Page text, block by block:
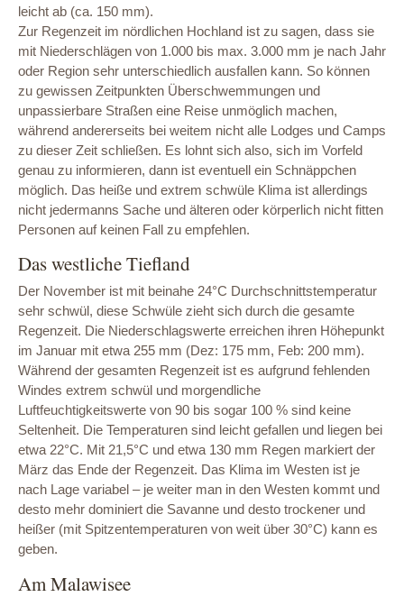
leicht ab (ca. 150 mm).
Zur Regenzeit im nördlichen Hochland ist zu sagen, dass sie
mit Niederschlägen von 1.000 bis max. 3.000 mm je nach Jahr
oder Region sehr unterschiedlich ausfallen kann. So können
zu gewissen Zeitpunkten Überschwemmungen und
unpassierbare Straßen eine Reise unmöglich machen,
während andererseits bei weitem nicht alle Lodges und Camps
zu dieser Zeit schließen. Es lohnt sich also, sich im Vorfeld
genau zu informieren, dann ist eventuell ein Schnäppchen
möglich. Das heiße und extrem schwüle Klima ist allerdings
nicht jedermanns Sache und älteren oder körperlich nicht fitten
Personen auf keinen Fall zu empfehlen.
Das westliche Tiefland
Der November ist mit beinahe 24°C Durchschnittstemperatur
sehr schwül, diese Schwüle zieht sich durch die gesamte
Regenzeit. Die Niederschlagswerte erreichen ihren Höhepunkt
im Januar mit etwa 255 mm (Dez: 175 mm, Feb: 200 mm).
Während der gesamten Regenzeit ist es aufgrund fehlenden
Windes extrem schwül und morgendliche
Luftfeuchtigkeitswerte von 90 bis sogar 100 % sind keine
Seltenheit. Die Temperaturen sind leicht gefallen und liegen bei
etwa 22°C. Mit 21,5°C und etwa 130 mm Regen markiert der
März das Ende der Regenzeit. Das Klima im Westen ist je
nach Lage variabel – je weiter man in den Westen kommt und
desto mehr dominiert die Savanne und desto trockener und
heißer (mit Spitzentemperaturen von weit über 30°C) kann es
geben.
Am Malawisee